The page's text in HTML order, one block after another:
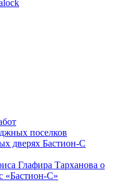
поселков
дверях Бастион-С
Глафира Тарханова о
«Бастион-С»